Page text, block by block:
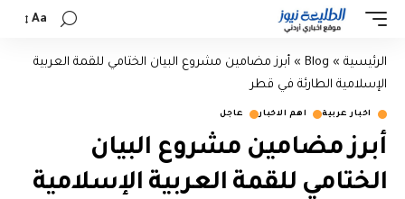
Aa
الرئيسية »
Blog
» أبرز مضامين مشروع البيان الختامي للقمة العربية
الإسلامية الطارئة في قطر
اخبار عربية اهم الاخبار عاجل
أبرز مضامين مشروع البيان
الختامي للقمة العربية الإسلامية